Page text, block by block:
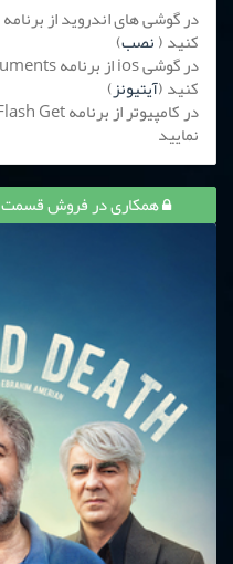
کنید (نصب)
کنید (آیتیونز)
نمایید
همکاری در فروش قسمت 7 اجل معلق و کسب درآمد از آن